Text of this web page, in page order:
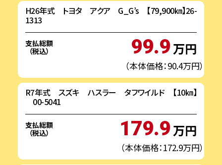
H26年式 トヨタ アクア G_G’s 【79,900㎞】26-
1313
支払総額
（税込）
99.9万円
（本体価格：90.4万円）
R7年式 スズキ ハスラー タフワイルド 【10㎞】
00-5041
支払総額
（税込）
179.9万円
（本体価格：172.9万円）